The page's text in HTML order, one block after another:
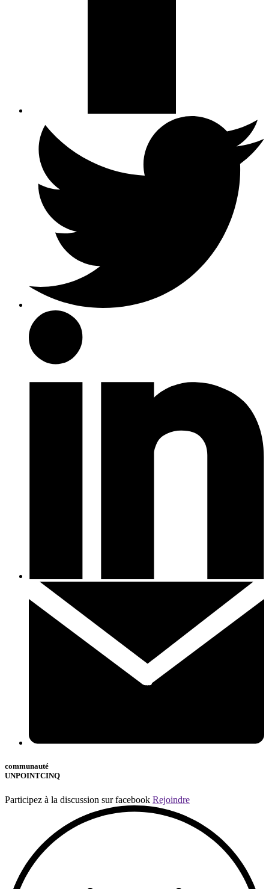
communauté
UNPOINTCINQ
Participez à la discussion sur facebook Rejoindre